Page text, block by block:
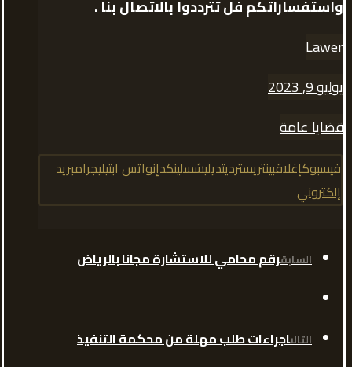
واستفساراتكم فل تترددوا بالاتصال بنا .
Lawer
يوليو 9, 2023
قضايا عامة
فيسبوكإغلاقبينتريسترديتديليشسلينكدإنواتس ابتيليجرامبريد
إلكتروني
السابقرقم محامي للاستشارة مجانا بالرياض
التالىاجراءات طلب مهلة من محكمة التنفيذ